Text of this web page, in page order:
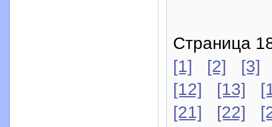
Страница
[1]
[2]
[3]
[12]
[13]
[21]
[22]